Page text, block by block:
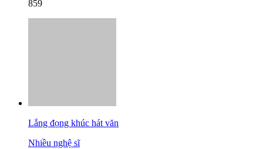
859
Lắng đọng khúc hát văn
Nhiều nghệ sĩ